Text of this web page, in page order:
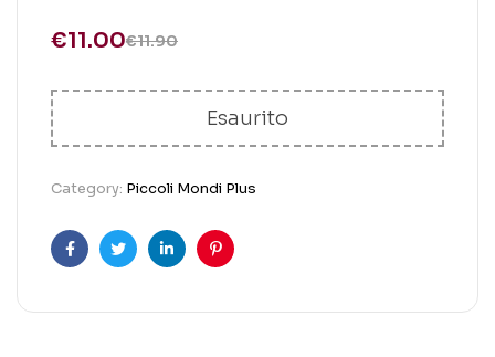
€11.90
€11.00
Esaurito
Category: Piccoli Mondi Plus
FacebookTwitterLinkedinPinterest